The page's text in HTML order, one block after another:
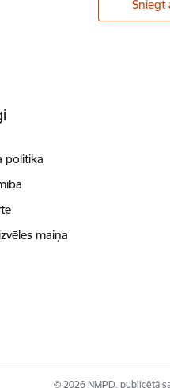
Sniegt
politika
maiņa
© 2026 NMPD, publicētā